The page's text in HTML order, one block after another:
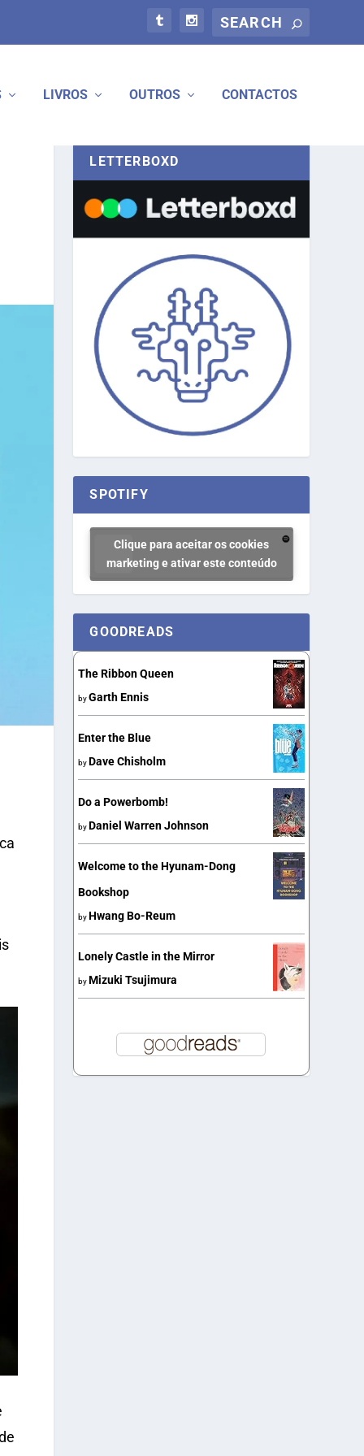
LIVROS OUTROS CONTACTOS
LETTERBOXD
SPOTIFY
Clique para aceitar os cookies
marketing e ativar este conteúdo
GOODREADS
The Ribbon Queen
byGarth Ennis
Enter the Blue
by Dave Chisholm
Do a Powerbomb!
by Daniel Warren Johnson
Welcome to the Hyunam-Dong
Bookshop
by Hwang Bo-Reum
Lonely Castle in the Mirror
by Mizuki Tsujimura